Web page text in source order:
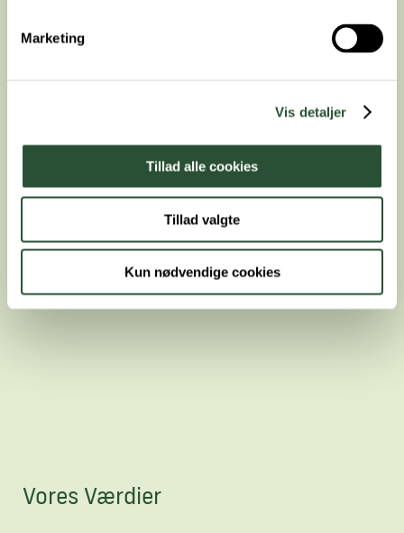
Marketing
Vis detaljer
Tillad alle cookies
Tillad valgte
Kun nødvendige cookies
Behandlinger af kæledyr
Vores Værdier